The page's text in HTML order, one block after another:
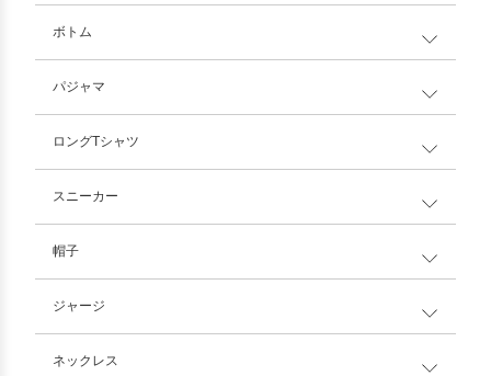
ボトム
パジャマ
ロングTシャツ
スニーカー
帽子
ジャージ
ネックレス